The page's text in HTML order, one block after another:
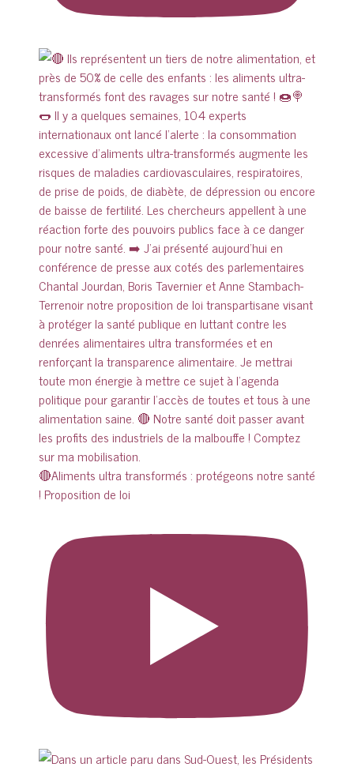
🔴Aliments ultra transformés : protégeons notre santé
! Proposition de loi